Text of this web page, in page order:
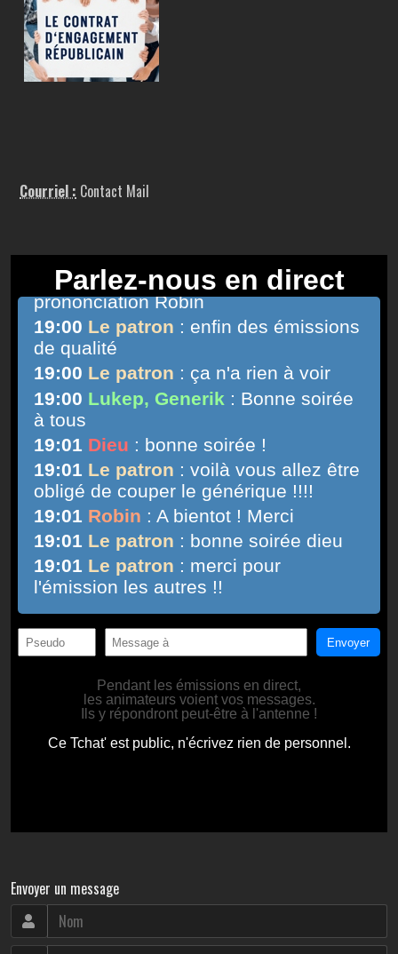
Courriel : Contact Mail
Envoyer un message